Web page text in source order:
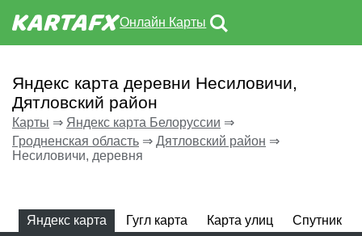
Онлайн Карты
Яндекс карта деревни Несиловичи,
Дятловский район
Карты ⇒ Яндекс карта Белоруссии ⇒
Гродненская область ⇒ Дятловский район ⇒
Несиловичи, деревня
Яндекс карта Гугл карта Карта улиц Спутник